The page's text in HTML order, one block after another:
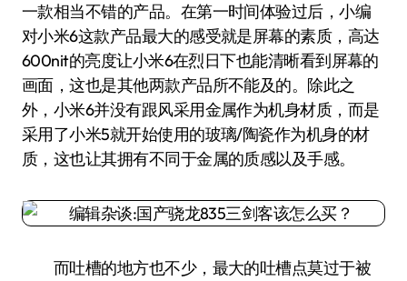
一款相当不错的产品。在第一时间体验过后，小编
对小米6这款产品最大的感受就是屏幕的素质，高达
600nit的亮度让小米6在烈日下也能清晰看到屏幕的
画面，这也是其他两款产品所不能及的。除此之
外，小米6并没有跟风采用金属作为机身材质，而是
采用了小米5就开始使用的玻璃/陶瓷作为机身的材
质，这也让其拥有不同于金属的质感以及手感。
而吐槽的地方也不少，最大的吐槽点莫过于被